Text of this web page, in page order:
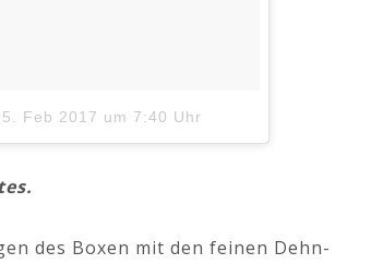
Feb 2017 um 7:40 Uhr
des Boxen mit den feinen Dehn-